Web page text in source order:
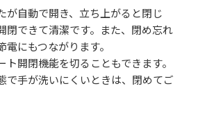
が自動で開き、立ち上がると閉じ
できて清潔です。また、閉め忘れ
にもつながります。
ト開閉機能を切ることもできます。
で手が洗いにくいときは、閉めてご